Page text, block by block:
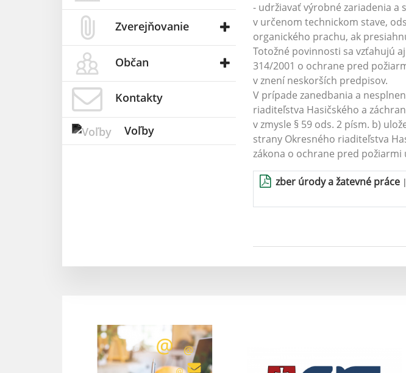
Zverejňovanie
Občan
Kontakty
Voľby
- udržiavať výrobné zariadenia
v určenom technickom stave,
organického prachu, ak
Totožné povinnosti sa vzťahujú
314/2001 o ochrane pred
v znení neskorších predpisov.
V prípade zanedbania a
riaditeľstva Hasičského a
v zmysle § 59 ods. 2 písm. b)
strany Okresného riaditeľstva
zákona o ochrane pred požiarmi
zber úrody a žatevné práce